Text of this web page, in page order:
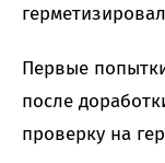
Первые
после
проверку на